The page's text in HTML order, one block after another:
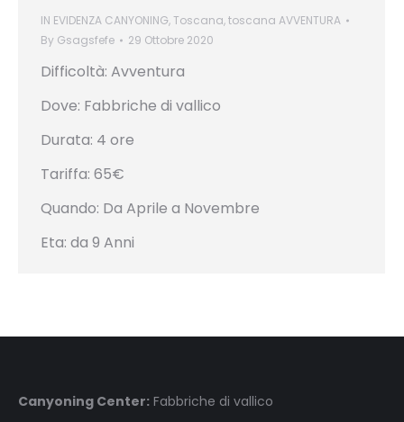
IN EVIDENZA CANYONING,Toscana,toscana AVVENTURA
By Gsagsfefe 29 Ottobre 2020
Difficoltà: Avventura
Dove: Fabbriche di vallico
Durata: 4 ore
Tariffa: 65€
Quando: Da Aprile a Novembre
Eta: da 9 Anni
Canyoning Center: Fabbriche di vallico